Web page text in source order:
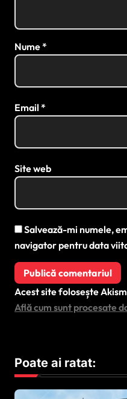
Nume*
Email *
Site web
Salvează-mi numele,
navigator pentru data
Acest site folosește
Află cum sunt procesate
Poate ai ratat: